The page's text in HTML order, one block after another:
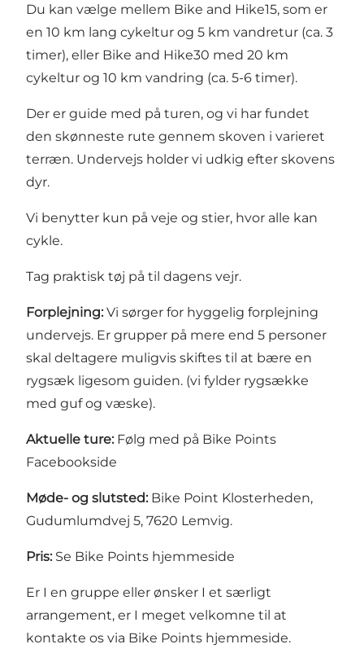
​Du kan vælge mellem Bike and Hike15, som er
en 10 km lang cykeltur og 5 km vandretur (ca. 3
timer), eller Bike and Hike30 med 20 km
cykeltur og 10 km vandring (ca. 5-6 timer).​
Der er guide med på turen, og vi har fundet
den skønneste rute gennem skoven i varieret
terræn. Undervejs holder vi udkig efter skovens
dyr.​
Vi benytter kun på veje og stier, hvor alle kan
cykle.​
Tag praktisk tøj på til dagens vejr.
Forplejning: Vi sørger for hyggelig forplejning
undervejs. Er grupper på mere end 5 personer
skal deltagere muligvis skiftes til at bære en
rygsæk ligesom guiden. (vi fylder rygsække
med guf og væske).
Aktuelle ture: Følg med på Bike Points
Facebookside
Møde- og slutsted: Bike Point Klosterheden,
Gudumlumdvej 5, 7620 Lemvig.​
​Pris: Se Bike Points hjemmeside
Er I en gruppe eller ønsker I et særligt
arrangement, er I meget velkomne til at
kontakte os via Bike Points hjemmeside.